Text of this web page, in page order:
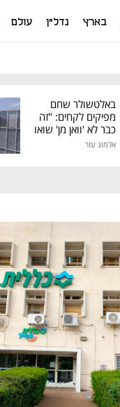
בארץ נדל"ן עולם
באלטשולר שחם
מפיקים לקחים: "זה
כבר לא 'וואן מן' שואו
של גילעד"
אלמוג עזר